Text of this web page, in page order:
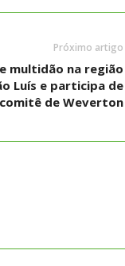
Próximo artigo
multidão na região
Luís e participa de
de Weverton